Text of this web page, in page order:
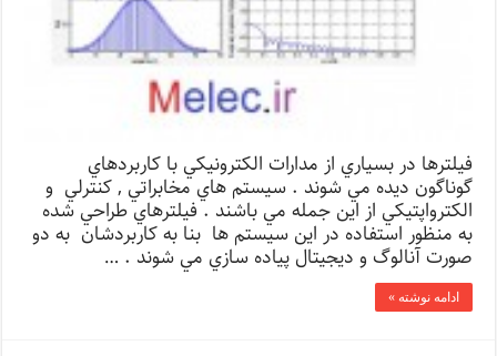
فيلترها در بسياري از مدارات الكترونيكي با كاربردهاي
گوناگون ديده مي شوند . سيستم هاي مخابراتي , كنترلي و
الكترواپتيكي از اين جمله مي باشند . فيلترهاي طراحي شده
به منظور استفاده در اين سيستم ها بنا به كاربردشان به دو
صورت آنالوگ و ديجيتال پياده سازي مي شوند . …
ادامه نوشته »